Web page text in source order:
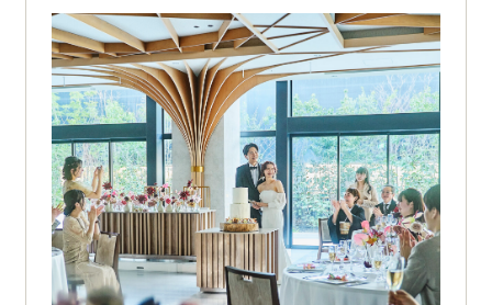
も充実した一日となります♪
お料理￥2,000OFF、引出物20％OFF、チャペ
ル挙式料全額プレゼントなど最大166万円優待
の豪華特典多数ご用意！